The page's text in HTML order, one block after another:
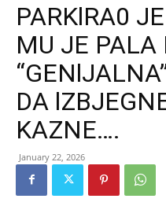
PARKlRA0
MU JE
DA
KAZNE….
January 22, 2026